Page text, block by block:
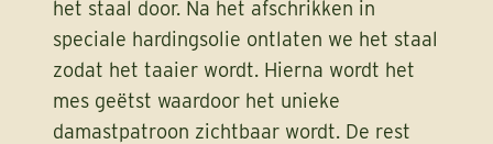
het staal door. Na het afschrikken in
speciale hardingsolie ontlaten we het staal
zodat het taaier wordt. Hierna wordt het
mes geëtst waardoor het unieke
damastpatroon zichtbaar wordt. De rest